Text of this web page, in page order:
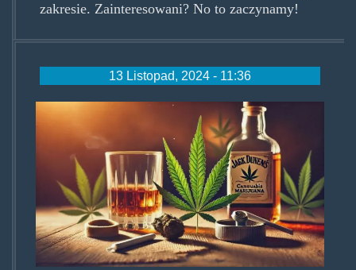
zakresie. Zainteresowani? No to zaczynamy!
13 Listopad, 2024 - 11:36
wplyw-
marihuany-
na-
spozycie-
alkoholu-
696x398.jpg.jpg